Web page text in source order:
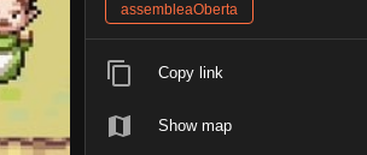
assembleaOberta
Copy link
Show map